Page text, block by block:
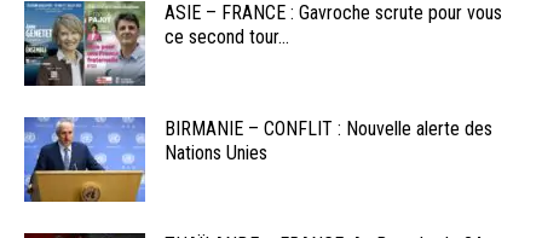
ASIE – FRANCE : Gavroche scrute pour vous
ce second tour...
BIRMANIE – CONFLIT : Nouvelle alerte des
Nations Unies